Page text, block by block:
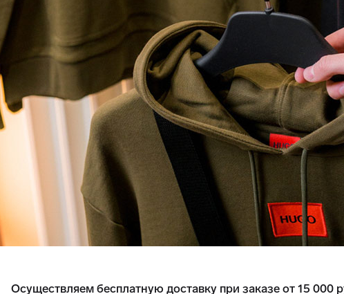
Осуществляем бесплатную доставку при заказе от 15 000